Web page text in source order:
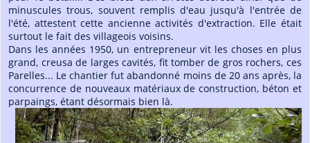
minuscules trous, souvent remplis d'eau jusqu'à l'entrée de
l'été, attestent cette ancienne activités d'extraction. Elle était
surtout le fait des villageois voisins.
Dans les années 1950, un entrepreneur vit les choses en plus
grand, creusa de larges cavités, fit tomber de gros rochers, ces
Parelles... Le chantier fut abandonné moins de 20 ans après, la
concurrence de nouveaux matériaux de construction, béton et
parpaings, étant désormais bien là.